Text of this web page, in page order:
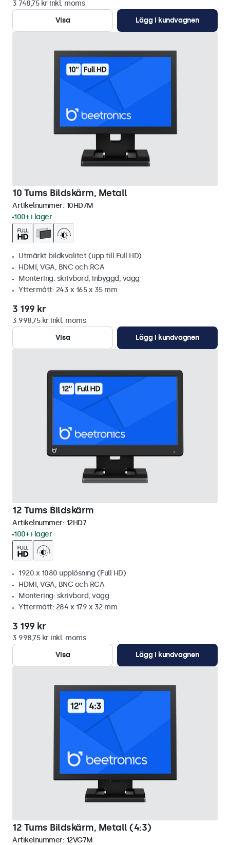
3 748,75 kr inkl. moms
Visa
Lägg i kundvagnen
10 Tums Bildskärm, Metall
Artikelnummer: 10HD7M
100+ i lager
Utmärkt bildkvalitet (upp till Full HD)
HDMI, VGA, BNC och RCA
Montering: skrivbord, inbyggd, vägg
Yttermått: 243 x 165 x 35 mm
3 199 kr
3 998,75 kr inkl. moms
Visa
Lägg i kundvagnen
12 Tums Bildskärm
Artikelnummer: 12HD7
100+ i lager
1920 x 1080 upplösning (Full HD)
HDMI, VGA, BNC och RCA
Montering: skrivbord, vägg
Yttermått: 284 x 179 x 32 mm
3 199 kr
3 998,75 kr inkl. moms
Visa
Lägg i kundvagnen
12 Tums Bildskärm, Metall (4:3)
Artikelnummer: 12VG7M